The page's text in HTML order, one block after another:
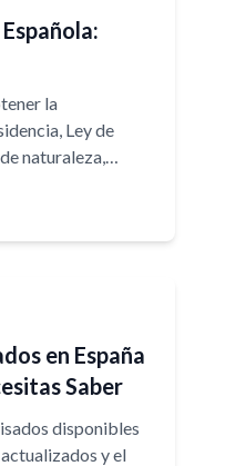
la
Ley de
naturaleza,
en España
Saber
disponibles
y el